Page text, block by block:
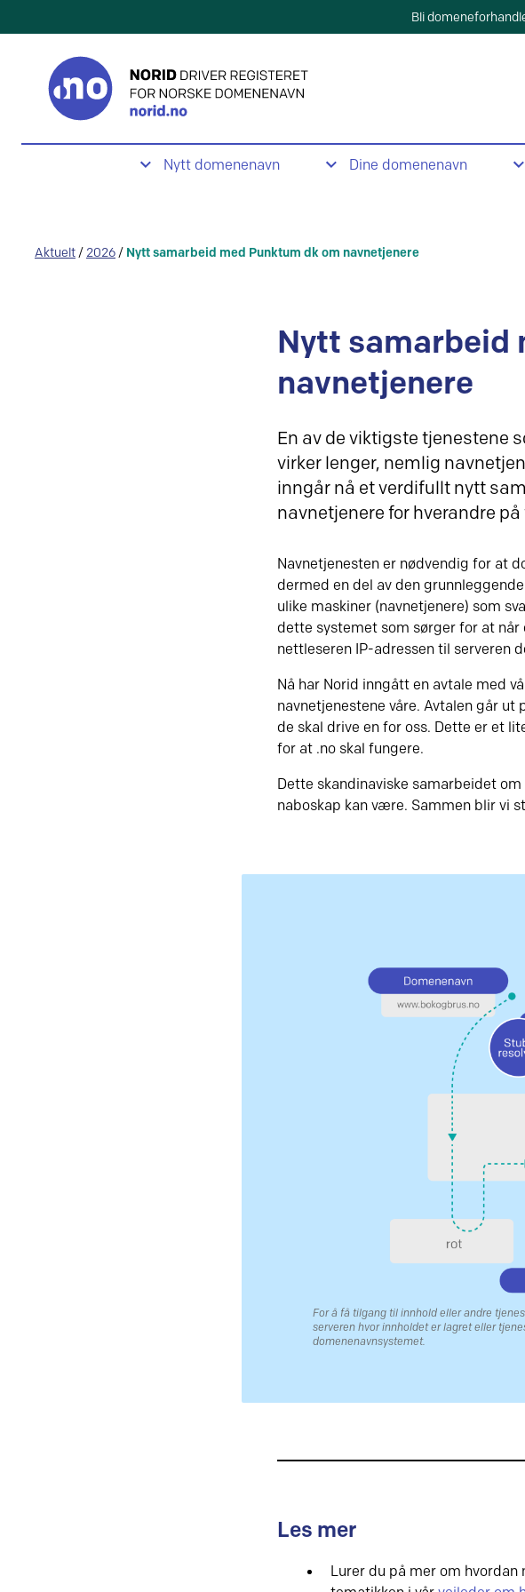
Bli
Nytt domenenavn Dine domenenavn
Aktuelt / 2026 / Nytt samarbeid med Punktum dk om navnetjenere
Nytt samarbeid
navnetjenere
En av de viktigste tjenestene
virker lenger, nemlig
inngår nå et verdifullt nytt
navnetjenere for hverandre
Navnetjenesten er nødvendig for at
dermed en del av den
ulike maskiner (navnetjenere) som
dette systemet som sørger for at når
nettleseren IP-adressen til serveren
Nå har Norid inngått en avtale med
navnetjenestene våre. Avtalen går ut
de skal drive en for oss. Dette er et
for at .no skal fungere.
Dette skandinaviske samarbeidet
naboskap kan være. Sammen blir vi
For å få tilgang til innhold eller andre
serveren hvor innholdet er lagret eller
domenenavnsystemet.
Les mer
Lurer du på mer om hvordan